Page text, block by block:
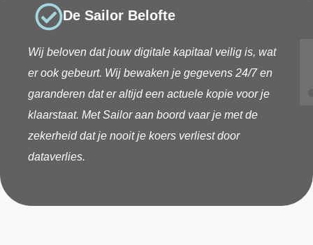
De Sailor Belofte
Wij beloven dat jouw digitale kapitaal veilig is, wat
er ook gebeurt. Wij bewaken je gegevens 24/7 en
garanderen dat er altijd een actuele kopie voor je
klaarstaat. Met Sailor aan boord vaar je met de
zekerheid dat je nooit je koers verliest door
dataverlies.